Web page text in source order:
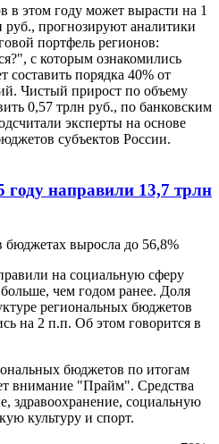
в этом году может вырасти на 1
прогнозируют аналитики
портфель регионов:
с которым ознакомились
порядка 40% от
Чистый прирост по объему
0,57 трлн руб., по банковским
эксперты на основе
субъектов России.
году направили 13,7 трлн
бюджетах выросла до 56,8%
на социальную сферу
чем годом ранее. Доля
региональных бюджетов
на 2 п.п. Об этом говорится в
бюджетов по итогам
внимание "Прайм". Средства
здравоохранение, социальную
культуру и спорт.